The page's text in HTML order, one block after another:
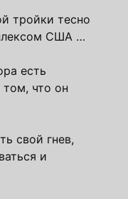
тройки тесно
США …
есть
что он
свой гнев,
и